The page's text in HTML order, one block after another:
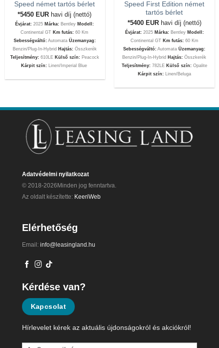
Speed német tartós bérlet
*5450 EUR havi díj (nettó)
Évjárat: 2025 Márka: Bentley Modell:
Continental GT Km futás:60 Km
Sebességváltó:Automata Üzemanyag:
Benzin/Plug-In-Hybrid Hajtás:Összkerék
Teljesítmény:610LE Külső szín: Peacock
Kárpit szín:Linen/Imperial Blue
Speed First Edition német
tartós bérlet
*5400 EUR havi díj (nettó)
Évjárat:2025 Márka:Bentley Modell:
Continental GT Km futás: 60 Km
Sebességváltó: AutomataÜzemanyag:
Benzin/Plug-In-Hybrid Hajtás: Összkerék
Teljesítmény:782LE Külső szín: Opalite
Kárpit szín:Linen/Beluga
Adatvédelmi nyilatkozat
© 2018-2026Minden jog fenntartva.
Az oldalt készítette: KeeriWeb
Elérhetőség
Email: info@leasingland.hu
Kérdése van?
Kapcsolat
Hírlevelet kérek az aktuális újdonságokról és akciókról!